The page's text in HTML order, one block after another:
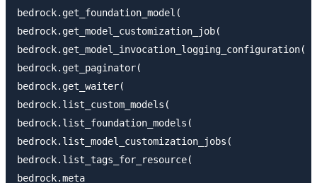
bedrock.get_foundation_model(
bedrock.get_model_customization_job(
bedrock.get_model_invocation_logging_configuration(
bedrock.get_paginator(
bedrock.get_waiter(
bedrock.list_custom_models(
bedrock.list_foundation_models(
bedrock.list_model_customization_jobs(
bedrock.list_tags_for_resource(
bedrock.meta